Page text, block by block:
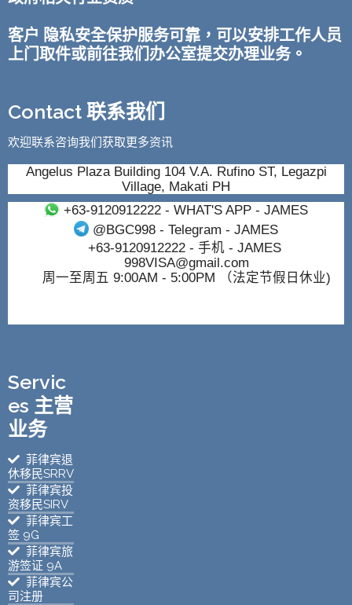
客户 隐私安全保护服务可靠，可以安排工作人员
上门取件或前往我们办公室提交办理业务。
Contact 联系我们
欢迎联系咨询我们获取更多资讯
Angelus Plaza Building 104 V.A. Rufino ST, Legazpi
Village, Makati PH
+63-9120912222- WHAT'S APP - JAMES
@BGC998 - Telegram - JAMES
+63-9120912222- 手机 - JAMES
998VISA@gmail.com
周一至周五 9:00AM - 5:00PM （法定节假日休业)
Servic
es 主营
业务
菲律宾退
休移民SRRV
菲律宾投
资移民SIRV
菲律宾工
签 9G
菲律宾旅
游签证 9A
菲律宾公
司注册